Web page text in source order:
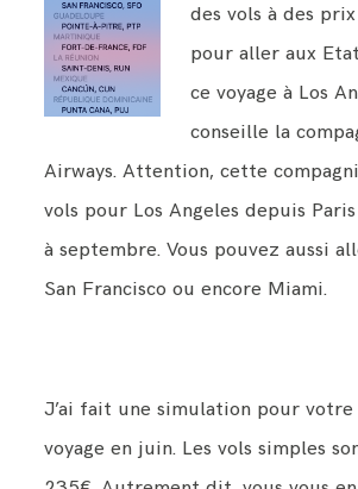
des vols à des
pour aller aux
ce voyage à Los
conseille la
Airways. Attention, cette
vols pour Los Angeles depuis
à septembre. Vous pouvez aussi
San Francisco ou encore Miami.
J’ai fait une simulation pour votre
voyage en juin. Les vols simples